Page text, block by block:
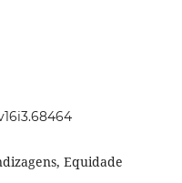
Equidade